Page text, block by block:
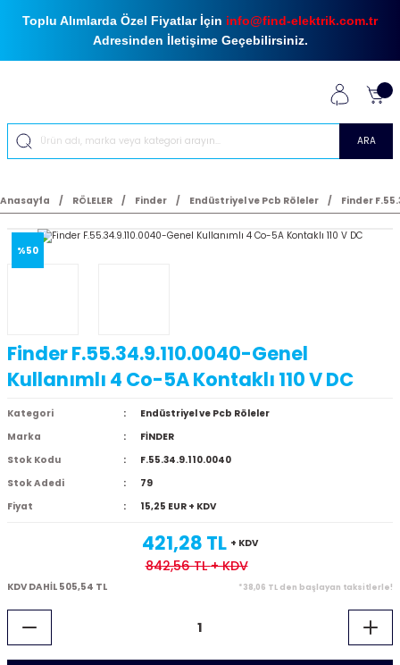
Toplu Alımlarda Özel Fiyatlar İçin info@find-elektrik.com.tr
Adresinden İletişime Geçebilirsiniz.
ARA
Anasayfa RÖLELER Finder Endüstriyel ve Pcb Röleler Finder
%50
Finder F.55.34.9.110.0040-Genel
Kullanımlı 4 Co-5A Kontaklı 110 V DC
Kategori
Endüstriyel ve Pcb Röleler
Marka
FİNDER
Stok Kodu
F.55.34.9.110.0040
Stok Adedi
79
Fiyat
15,25 EUR + KDV
421,28 TL + KDV
842,56 TL+ KDV
KDV DAHİL 505,54 TL *38,06 TL den başlayan taksitlerle!